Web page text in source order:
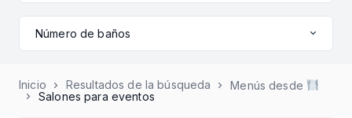
Número de baños
Inicio Resultados de la búsqueda
Menús desde
Salones para eventos